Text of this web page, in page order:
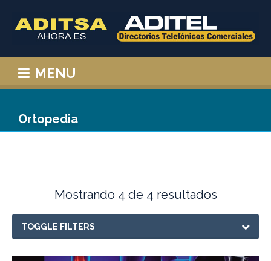
MENU
Ortopedia
Mostrando 4 de 4 resultados
TOGGLE FILTERS